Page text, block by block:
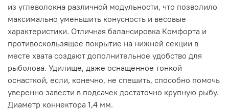
из углеволокна различной модульности, что позволило
максимально уменьшить конусность и весовые
характеристики. Отличная балансировка Комфорта и
противоскользящее покрытие на нижней секции в
месте хвата создают дополнительное удобство для
рыболова. Удилище, даже оснащенное тонкой
оснасткой, если, конечно, не спешить, способно помочь
уверенно завести в подсачек достаточно крупную рыбу.
Диаметр коннектора 1,4 мм.